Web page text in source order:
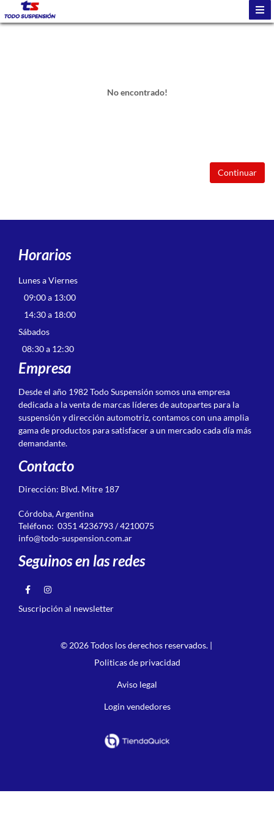
No encontrado!
Continuar
Horarios
Lunes a Viernes
09:00 a 13:00
14:30 a 18:00
Sábados
08:30 a 12:30
Empresa
Desde el año 1982 Todo Suspensión somos una empresa
dedicada a la venta de marcas líderes de autopartes para la
suspensión y dirección automotriz, contamos con una amplia
gama de productos para satisfacer a un mercado cada día más
demandante.
Contacto
Dirección: Blvd. Mitre 187
Córdoba, Argentina
Teléfono: 0351 4236793 / 4210075
info@todo-suspension.com.ar
Seguinos en las redes
Suscripción al newsletter
© 2026 Todos los derechos reservados. |
Politicas de privacidad
Aviso legal
Login vendedores